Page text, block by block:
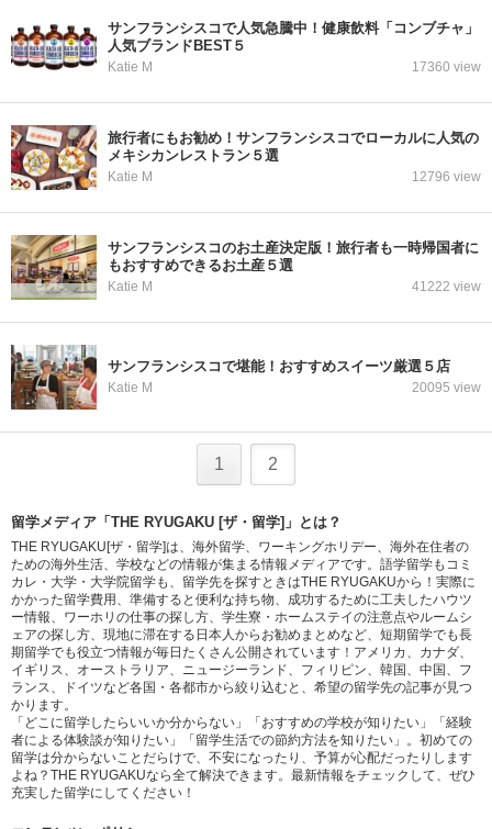
サンフランシスコで人気急騰中！健康飲料「コンブチャ」
人気ブランドBEST５
Katie M 17360 view
旅行者にもお勧め！サンフランシスコでローカルに人気の
メキシカンレストラン５選
Katie M 12796 view
サンフランシスコのお土産決定版！旅行者も一時帰国者に
もおすすめできるお土産５選
Katie M 41222 view
サンフランシスコで堪能！おすすめスイーツ厳選５店
Katie M 20095 view
1 2
留学メディア「THE RYUGAKU [ザ・留学]」とは？
THE RYUGAKU[ザ・留学]は、海外留学、ワーキングホリデー、海外在住者の
ための海外生活、学校などの情報が集まる情報メディアです。語学留学もコミ
カレ・大学・大学院留学も、留学先を探すときはTHE RYUGAKUから！実際に
かかった留学費用、準備すると便利な持ち物、成功するために工夫したハウツ
ー情報、ワーホリの仕事の探し方、学生寮・ホームステイの注意点やルームシ
ェアの探し方、現地に滞在する日本人からお勧めまとめなど、短期留学でも長
期留学でも役立つ情報が毎日たくさん公開されています！アメリカ、カナダ、
イギリス、オーストラリア、ニュージーランド、フィリピン、韓国、中国、フ
ランス、ドイツなど各国・各都市から絞り込むと、希望の留学先の記事が見つ
かります。
「どこに留学したらいいか分からない」「おすすめの学校が知りたい」「経験
者による体験談が知りたい」「留学生活での節約方法を知りたい」。初めての
留学は分からないことだらけで、不安になったり、予算が心配だったりします
よね？THE RYUGAKUなら全て解決できます。最新情報をチェックして、ぜひ
充実した留学にしてください！